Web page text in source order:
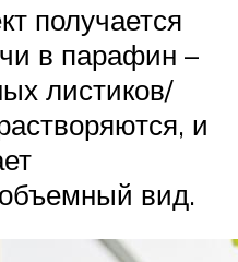
получается
в парафин –
листиков/
и
вид.